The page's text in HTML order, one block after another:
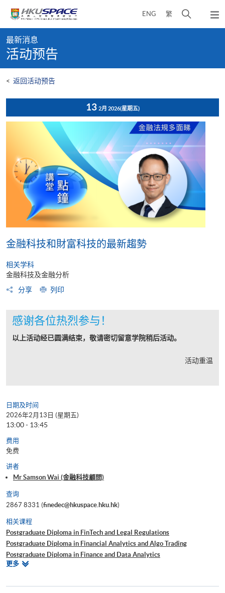
content
ENG 繁
开
弹
出
content
start
最新消息
活动预告
< 返回活动预告
13 2月 2026(星期五)
金融科技和財富科技的最新趨勢
相关学科
金融科技及金融分析
分享
列印
感谢各位热烈参与！
以上活动经已圆满结束，敬请密切留意学院稍后活动。
活动重温
日期及时间
2026年2月13日 (星期五)
13:00 - 13:45
费用
免费
讲者
Mr Samson Wai (金融科技顧問)
查询
2867 8331 (finedec@hkuspace.hku.hk)
相关课程
Postgraduate Diploma in FinTech and Legal Regulations
Postgraduate Diploma in Financial Analytics and Algo Trading
Postgraduate Diploma in Finance and Data Analytics
Certificate for Module (Applications of FinTech and Business
更多相